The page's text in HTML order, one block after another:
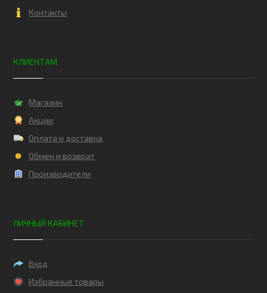
Контакты
КЛИЕНТАМ
Магазин
Акции
Оплата и доставка
Обмен и возврат
Производители
ЛИЧНЫЙ КАБИНЕТ
Вход
Избранные товары